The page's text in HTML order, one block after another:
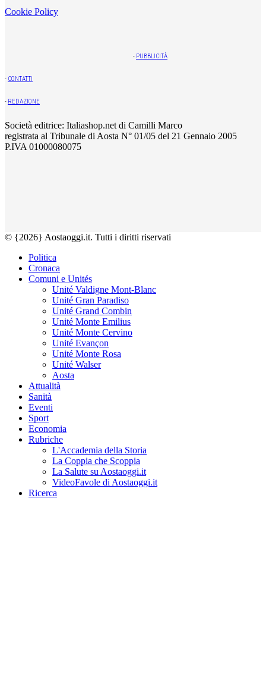
Cookie Policy
- PUBBLICITÀ
- CONTATTI
- REDAZIONE
Società editrice: Italiashop.net di Camilli Marco
registrata al Tribunale di Aosta N° 01/05 del 21 Gennaio 2005
P.IVA 01000080075
© {2026} Aostaoggi.it. Tutti i diritti riservati
Politica
Cronaca
Comuni e Unités
Unité Valdigne Mont-Blanc
Unité Gran Paradiso
Unité Grand Combin
Unité Monte Emilius
Unité Monte Cervino
Unité Evançon
Unité Monte Rosa
Unité Walser
Aosta
Attualità
Sanità
Eventi
Sport
Economia
Rubriche
L'Accademia della Storia
La Coppia che Scoppia
La Salute su Aostaoggi.it
VideoFavole di Aostaoggi.it
Ricerca